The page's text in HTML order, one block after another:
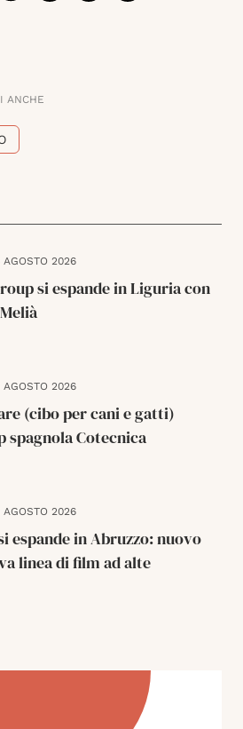
ANCHE
AGOSTO 2026
si espande in Liguria con
AGOSTO 2026
(cibo per cani e gatti)
spagnola Cotecnica
AGOSTO 2026
espande in Abruzzo: nuovo
linea di film ad alte